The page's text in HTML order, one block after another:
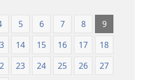
5 6 7 8
9
14 15 16 17
18
23 24 25 26
27